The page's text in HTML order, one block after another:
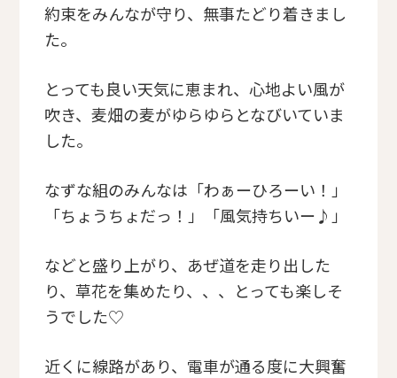
約束をみんなが守り、無事たどり着きまし
た。
とっても良い天気に恵まれ、心地よい風が
吹き、麦畑の麦がゆらゆらとなびいていま
した。
なずな組のみんなは「わぁーひろーい！」
「ちょうちょだっ！」「風気持ちいー♪」
などと盛り上がり、あぜ道を走り出した
り、草花を集めたり、、、とっても楽しそ
うでした♡
近くに線路があり、電車が通る度に大興奮